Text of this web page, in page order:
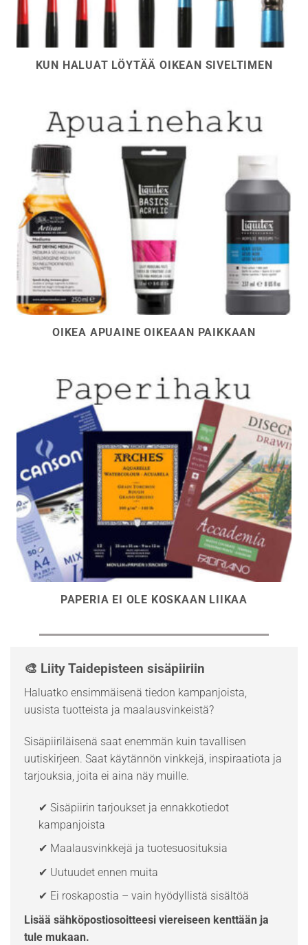
KUN HALUAT LÖYTÄÄ OIKEAN SIVELTIMEN
OIKEA APUAINE OIKEAAN PAIKKAAN
PAPERIA EI OLE KOSKAAN LIIKAA
🎨 Liity Taidepisteen sisäpiiriin
Haluatko ensimmäisenä tiedon kampanjoista,
uusista tuotteista ja maalausvinkeistä?
Sisäpiiriläisenä saat enemmän kuin tavallisen
uutiskirjeen. Saat käytännön vinkkejä, inspiraatiota ja
tarjouksia, joita ei aina näy muille.
✔ Sisäpiirin tarjoukset ja ennakkotiedot
kampanjoista
✔ Maalausvinkkejä ja tuotesuosituksia
✔ Uutuudet ennen muita
✔ Ei roskapostia – vain hyödyllistä sisältöä
Lisää sähköpostiosoitteesi viereiseen kenttään ja
tule mukaan.